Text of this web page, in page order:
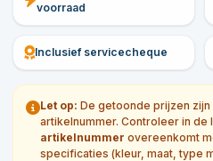
voorraad
Inclusief servicecheque
Let op: De getoonde prijzen
artikelnummer. Controleer in
artikelnummer overeenkomt
specificaties (kleur, maat, type